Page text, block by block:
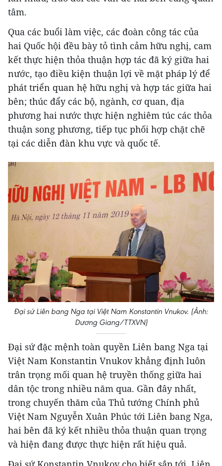
tâm.
Qua các buổi làm việc, các đoàn công tác của
hai Quốc hội đều bày tỏ tình cảm hữu nghị, cam
kết thực hiện thỏa thuận hợp tác đã ký giữa hai
nước, tạo điều kiện thuận lợi về mặt pháp lý để
phát triển quan hệ hữu nghị và hợp tác giữa hai
bên; thúc đẩy các bộ, ngành, cơ quan, địa
phương hai nước thực hiện nghiêm túc các thỏa
thuận song phương, tiếp tục phối hợp chặt chẽ
tại các diễn đàn khu vực và quốc tế.
Đại sứ Liên bang Nga tại Việt Nam Konstantin Vnukov. (Ảnh:
Dương Giang/TTXVN)
Đại sứ đặc mệnh toàn quyền Liên bang Nga tại
Việt Nam Konstantin Vnukov khẳng định luôn
trân trọng mối quan hệ truyền thống giữa hai
dân tộc trong nhiều năm qua. Gần đây nhất,
trong chuyến thăm của Thủ tướng Chính phủ
Việt Nam Nguyễn Xuân Phúc tới Liên bang Nga,
hai bên đã ký kết nhiều thỏa thuận quan trọng
và hiện đang được thực hiện rất hiệu quả.